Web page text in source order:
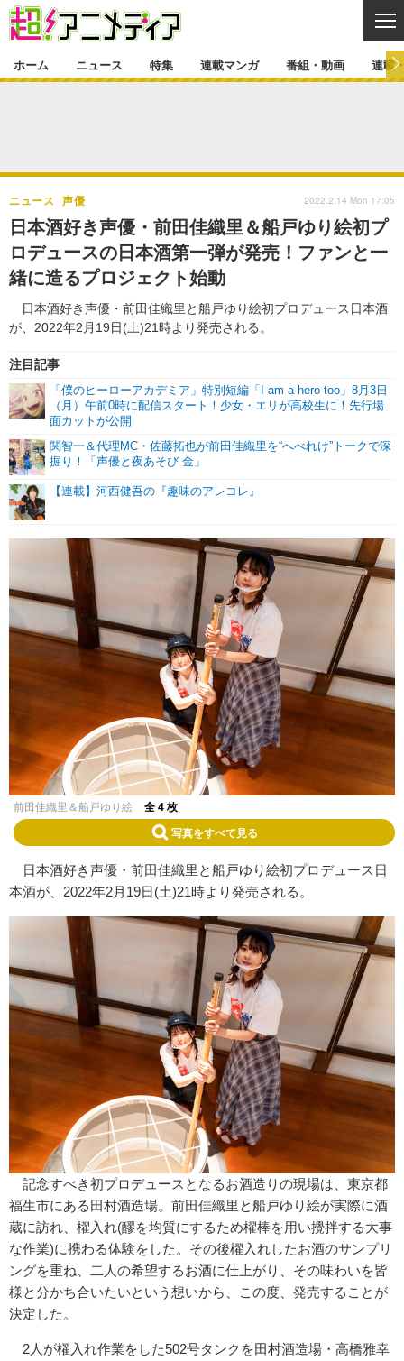
ゲーム・アプリ マンガ
グッズ イベント
声優
舞台
特集一覧 カバー
ラキりす
連載マンガ
連載マンガ一覧 連載一覧
番組・動画
番組・動画一覧 ラジオ
動画
連載・ブログ
連載・ブログ一覧
編集部ブログ・お知らせ
ホーム ニュース 特集 連載マンガ 番組・動画 連載
日本酒好き声優・前田佳織里＆船戸ゆり絵初プ
ロデュースの日本酒第一弾が発売！ファンと一
緒に造るプロジェクト始動
日本酒好き声優・前田佳織里と船戸ゆり絵初プロデュース日本酒
が、2022年2月19日(土)21時より発売される。
ニュース 声優
注目記事
「僕のヒーローアカデミア」特別短編「I am a hero too」8月3日
（月）午前0時に配信スタート！少女・エリが高校生に！先行場
面カットが公開
関智一＆代理MC・佐藤拓也が前田佳織里を“へべれけ”トークで深
掘り！「声優と夜あそび 金」
【連載】河西健吾の『趣味のアレコレ』
2022.2.14 Mon 17:05
前田佳織里＆船戸ゆり絵 全 4 枚
写真をすべて見る
日本酒好き声優・前田佳織里と船戸ゆり絵初プロデュース日
本酒が、2022年2月19日(土)21時より発売される。
記念すべき初プロデュースとなるお酒造りの現場は、東京都
福生市にある田村酒造場。前田佳織里と船戸ゆり絵が実際に酒
蔵に訪れ、櫂入れ(醪を均質にするため櫂棒を用い攪拌する大事
な作業)に携わる体験をした。その後櫂入れしたお酒のサンプリ
ングを重ね、二人の希望するお酒に仕上がり、その味わいを皆
様と分かち合いたいという想いから、この度、発売することが
決定した。
2人が櫂入れ作業をした502号タンクを田村酒造場・高橋雅幸